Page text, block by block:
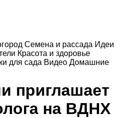
Семена и рассада Идеи
Красота и здоровье
для сада Видео Домашние
приглашает
на ВДНХ